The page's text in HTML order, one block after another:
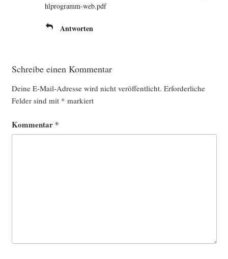
hlprogramm-web.pdf
Antworten
Schreibe einen Kommentar
Deine E-Mail-Adresse wird nicht veröffentlicht. Erforderliche
Felder sind mit * markiert
Kommentar *